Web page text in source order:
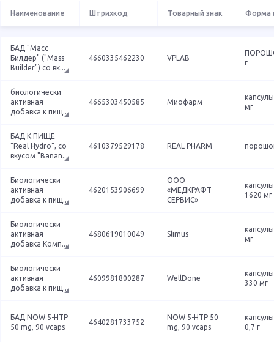
Наименование Штрихкод Товарный знак Форма
БАД "Масс
Билдер" ("Mass
Builder") со вк...
4660335462230 VPLAB
г
биологически
активная
добавка к пищ...
4665303450585 Миофарм
мг
БАД К ПИЩЕ
"Real Hydro", со
вкусом "Banan...
4610379529178 REAL PHARM
Биологически
активная
добавка к пищ...
4620153906699
ООО
«МЕДКРАФТ
СЕРВИС»
1620 мг
Биологически
активная
добавка Комп...
4680619010049 Slimus
мг
Биологически
активная
добавка к пищ...
4609981800287 WellDone
330 мг
БАД NOW 5-HTP
50 mg, 90 vcaps
4640281733752
NOW 5-HTP 50
mg, 90 vcaps
0,7 г